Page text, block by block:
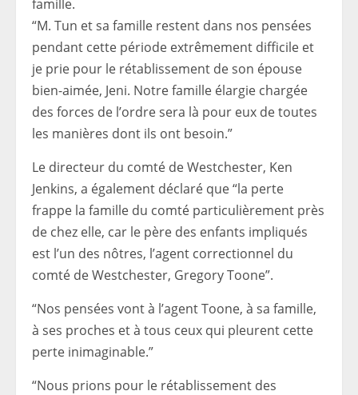
famille.
“M. Tun et sa famille restent dans nos pensées
pendant cette période extrêmement difficile et
je prie pour le rétablissement de son épouse
bien-aimée, Jeni. Notre famille élargie chargée
des forces de l’ordre sera là pour eux de toutes
les manières dont ils ont besoin.”
Le directeur du comté de Westchester, Ken
Jenkins, a également déclaré que “la perte
frappe la famille du comté particulièrement près
de chez elle, car le père des enfants impliqués
est l’un des nôtres, l’agent correctionnel du
comté de Westchester, Gregory Toone”.
“Nos pensées vont à l’agent Toone, à sa famille,
à ses proches et à tous ceux qui pleurent cette
perte inimaginable.”
“Nous prions pour le rétablissement des